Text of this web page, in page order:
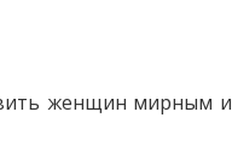
женщин мирным и